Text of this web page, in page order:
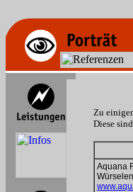
Zu
Diese
Aquana
Würselen